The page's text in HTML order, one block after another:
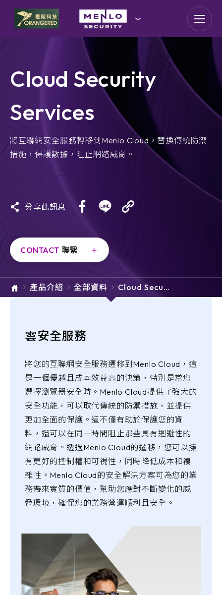
goldennet
N-Partner
TeamT5 杜浦數位安全
QSAN 廣盛科技
OPSWAT
SSH Communications
Security
ARMIS
Cloud Security
Services
將互聯網安全服務轉移到Menlo Cloud，替換傳統防禦
措施，保護數據，阻止網路威脅。
分享此訊息
CONTACT 聯繫
產品介紹 全部資料
Cloud Securi
ty Services
雲安全服務
將您的互聯網安全服務遷移到Menlo Cloud，這
是一個優越且成本效益高的決策，特別是當您
選擇瀏覽器安全時。Menlo Cloud提供了強大的
安全功能，可以取代傳統的防禦措施，並提供
更加全面的保護。這不僅有助於保護您的資
料，還可以在同一時間阻止那些具有迴避性的
網路威脅。透過Menlo Cloud的遷移，您可以擁
有更好的控制權和可視性，同時降低成本和複
雜性。Menlo Cloud的安全解決方案可為您的業
務帶來實質的價值，幫助您應對不斷變化的威
脅環境，確保您的業務營運順利且安全。